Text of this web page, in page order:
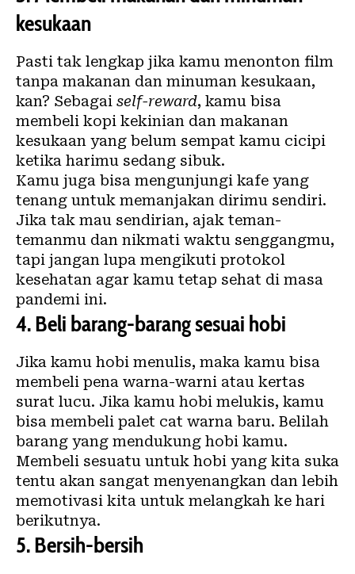
kesukaan
Pasti tak lengkap jika kamu menonton film
tanpa makanan dan minuman kesukaan,
kan? Sebagai self-reward, kamu bisa
membeli kopi kekinian dan makanan
kesukaan yang belum sempat kamu cicipi
ketika harimu sedang sibuk.
Kamu juga bisa mengunjungi kafe yang
tenang untuk memanjakan dirimu sendiri.
Jika tak mau sendirian, ajak teman-
temanmu dan nikmati waktu senggangmu,
tapi jangan lupa mengikuti protokol
kesehatan agar kamu tetap sehat di masa
pandemi ini.
4.Beli barang-barang sesuai hobi
Jika kamu hobi menulis, maka kamu bisa
membeli pena warna-warni atau kertas
surat lucu. Jika kamu hobi melukis, kamu
bisa membeli palet cat warna baru. Belilah
barang yang mendukung hobi kamu.
Membeli sesuatu untuk hobi yang kita suka
tentu akan sangat menyenangkan dan lebih
memotivasi kita untuk melangkah ke hari
berikutnya.
5.Bersih-bersih